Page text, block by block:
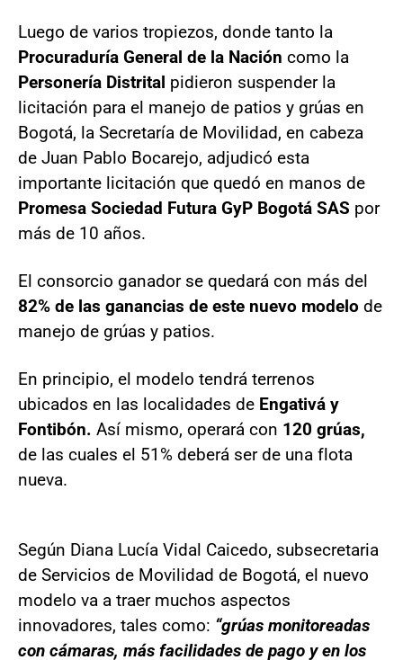
Luego de varios tropiezos, donde tanto la
Procuraduría General de la Nación como la
Personería Distrital pidieron suspender la
licitación para el manejo de patios y grúas en
Bogotá, la Secretaría de Movilidad, en cabeza
de Juan Pablo Bocarejo, adjudicó esta
importante licitación que quedó en manos de
Promesa Sociedad Futura GyP Bogotá SAS por
más de 10 años.
El consorcio ganador se quedará con más del
82% de las ganancias de este nuevo modelo de
manejo de grúas y patios.
En principio, el modelo tendrá terrenos
ubicados en las localidades de Engativá y
Fontibón. Así mismo, operará con 120 grúas,
de las cuales el 51% deberá ser de una flota
nueva.
Según Diana Lucía Vidal Caicedo, subsecretaria
de Servicios de Movilidad de Bogotá, el nuevo
modelo va a traer muchos aspectos
innovadores, tales como: “grúas monitoreadas
con cámaras, más facilidades de pago y en los